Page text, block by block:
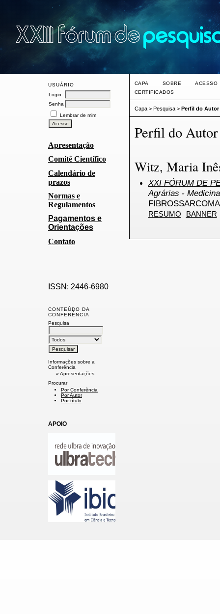
USUÁRIO
Login
Senha
Lembrar de mim
Apresentação
Comitê Científico
Calendário de
prazos
Normas e
Regulamentos
Pagamentos e
Orientações
Contato
ISSN: 2446-6980
CONTEÚDO DA
CONFERÊNCIA
Pesquisa
Informações sobre a
Conferência
» Apresentações
Procurar
Por Conferência
Por Autor
Por título
APOIO
CAPA SOBRE
ACESSO
CERTIFICADOS
Capa> Pesquisa> Perfil do Autor
Perfil do Autor
Witz, Maria
XXI FÓRUM DE
Agrárias -
RESUMO BANNER